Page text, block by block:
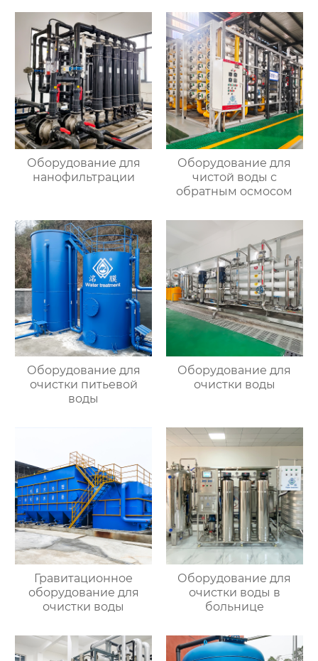
Оборудование для
нанофильтрации
Оборудование для
чистой воды с
обратным осмосом
Оборудование для
очистки питьевой
воды
Оборудование для
очистки воды
Гравитационное
оборудование для
очистки воды
Оборудование для
очистки воды в
больнице